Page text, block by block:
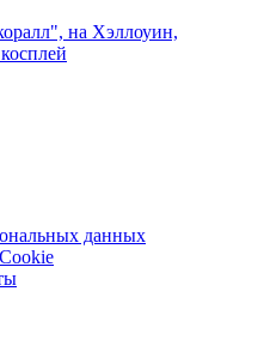
на Хэллоуин,
данных